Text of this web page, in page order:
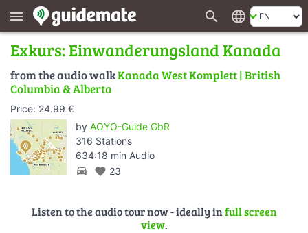
menu search language
Exkurs: Einwanderungsland Kanada
from the audio walkKanada West Komplett | British
Columbia & Alberta
Price: 24.99 €
by AOYO-Guide GbR
316 Stations
634:18 min Audio
directions_car favorite 23
Listen to the audio tour now - ideally infull screen
view.